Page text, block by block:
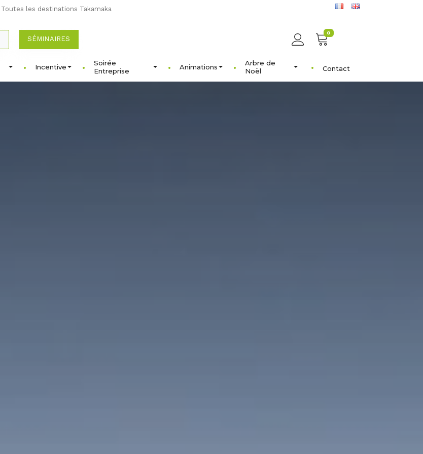
Toutes les destinations Takamaka
SÉMINAIRES
0
Incentive
Soirée
Entreprise
Animations
Arbre de
Noël
Contact